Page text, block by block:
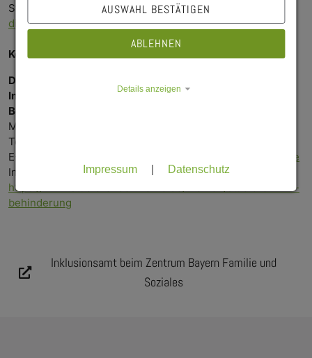
Studienhilfen und Beratungsangebote.
die Broschüre (externer Link).
Kontakt
Deutsches Studierendenwerk
Informations- und Beratungsstelle Studium und
Behinderung
Monbijouplatz 11, 10178 Berlin
Tel:
E-Mail:
studium-behinderung(at)studentenwerke(dot)de
Internet:
https://www.studierendenwerke.de/themen/studieren-mit-
behinderung
Inklusionsamt beim Zentrum Bayern Familie und
Soziales
AUSWAHL BESTÄTIGEN
ABLEHNEN
Details anzeigen
Impressum Datenschutz